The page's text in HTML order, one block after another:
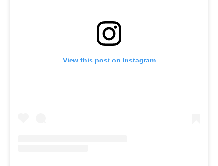
View this post on Instagram